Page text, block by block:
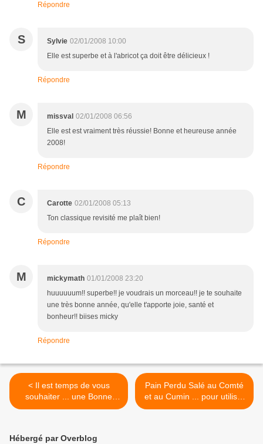
Répondre
S Sylvie 02/01/2008 10:00
Elle est superbe et à l'abricot ça doit être délicieux !
Répondre
M missval 02/01/2008 06:56
Elle est est vraiment très réussie! Bonne et heureuse année
2008!
Répondre
C Carotte 02/01/2008 05:13
Ton classique revisité me plaît bien!
Répondre
M mickymath 01/01/2008 23:20
huuuuuum!! superbe!! je voudrais un morceau!! je te souhaite
une très bonne année, qu'elle t'apporte joie, santé et
bonheur!! biises micky
Répondre
< Il est temps de vous
souhaiter ... une Bonne
Année
Pain Perdu Salé au Comté
et au Cumin ... pour utiliser
votre pain rassis >
Hébergé par Overblog